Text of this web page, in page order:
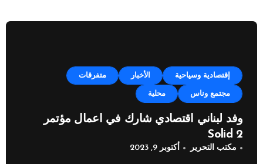
إقتصادية وسياحية الأخبار متفرقات
مجتمع وناس محلية
وفد لبناني اقتصادي شارك في اعمال مؤتمر
Solid 2
مكتب التحرير أكتوبر 9, 2023